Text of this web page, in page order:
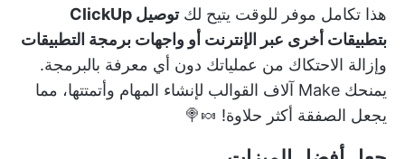
هذا تكامل موفر للوقت يتيح لك
توصيل ClickUp
بتطبيقات أخرى عبر الإنترنت أو واجهات برمجة التطبيقات
وإزالة الاحتكاك من عملياتك دون أي معرفة بالبرمجة.
يمنحك Make آلاف القوالب لإنشاء المهام وأتمتتها، مما
يجعل الصفقة أكثر حلاوة! 🍬🍭